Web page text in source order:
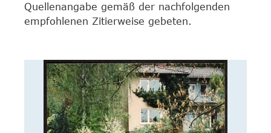
Quellenangabe gemäß der nachfolgenden
empfohlenen Zitierweise gebeten.